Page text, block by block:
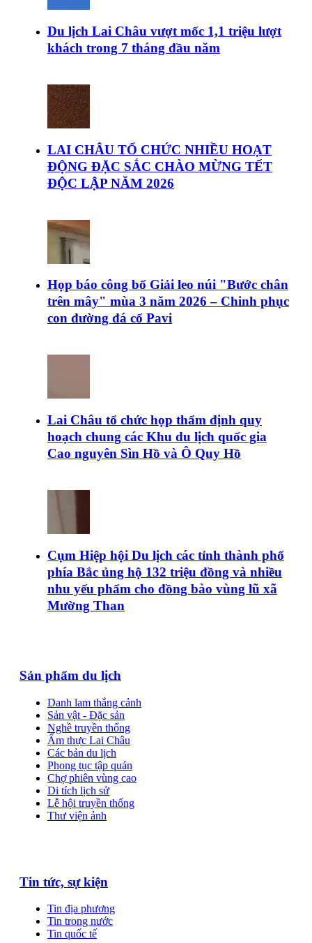
Du lịch Lai Châu vượt mốc 1,1 triệu lượt
khách trong 7 tháng đầu năm
LAI CHÂU TỔ CHỨC NHIỀU HOẠT
ĐỘNG ĐẶC SẮC CHÀO MỪNG TẾT
ĐỘC LẬP NĂM 2026
Họp báo công bố Giải leo núi "Bước chân
trên mây" mùa 3 năm 2026 – Chinh phục
con đường đá cổ Pavi
Lai Châu tổ chức họp thẩm định quy
hoạch chung các Khu du lịch quốc gia
Cao nguyên Sìn Hồ và Ô Quy Hồ
Cụm Hiệp hội Du lịch các tỉnh thành phố
phía Bắc ủng hộ 132 triệu đồng và nhiều
nhu yếu phẩm cho đồng bào vùng lũ xã
Mường Than
Sản phẩm du lịch
Danh lam thắng cảnh
Sản vật - Đặc sản
Nghề truyền thống
Ẩm thực Lai Châu
Các bản du lịch
Phong tục tập quán
Chợ phiên vùng cao
Di tích lịch sử
Lễ hội truyền thống
Thư viện ảnh
Tin tức, sự kiện
Tin địa phương
Tin trong nước
Tin quốc tế